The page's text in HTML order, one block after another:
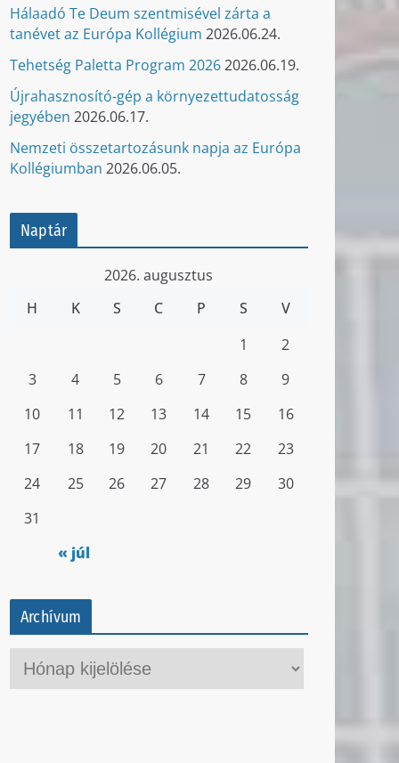
Hálaadó Te Deum szentmisével zárta a
tanévet az Európa Kollégium 2026.06.24.
Tehetség Paletta Program 20262026.06.19.
Újrahasznosító-gép a környezettudatosság
jegyében 2026.06.17.
Nemzeti összetartozásunk napja az Európa
Kollégiumban 2026.06.05.
Naptár
2026. augusztus
H
K S C P S V
« júl
1
2
3
4 5 6 7 8
9
10
11 12 13 14 15
16
17
18 19 20 21 22
23
24
25 26 27 28 29
30
31
Archívum
r